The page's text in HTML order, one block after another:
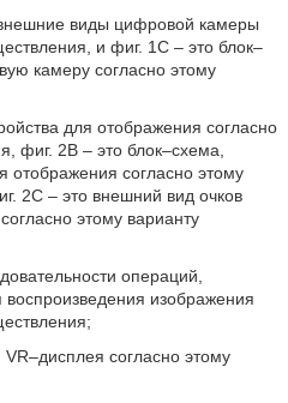
виды цифровой камеры
и фиг. 1C – это блок–
камеру согласно этому
для отображения согласно
фиг. 2B – это блок–схема,
отображения согласно этому
2C – это внешний вид очков
этому варианту
операций,
изображения
согласно этому